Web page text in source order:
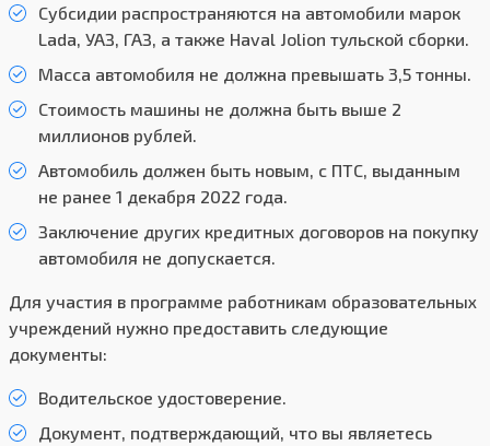
Субсидии распространяются на автомобили марок
Lada, УАЗ, ГАЗ, а также Haval Jolion тульской сборки.
Масса автомобиля не должна превышать 3,5 тонны.
Стоимость машины не должна быть выше 2
миллионов рублей.
Автомобиль должен быть новым, с ПТС, выданным
не ранее 1 декабря 2022 года.
Заключение других кредитных договоров на покупку
автомобиля не допускается.
Для участия в программе работникам образовательных
учреждений нужно предоставить следующие
документы:
Водительское удостоверение.
Документ, подтверждающий, что вы являетесь